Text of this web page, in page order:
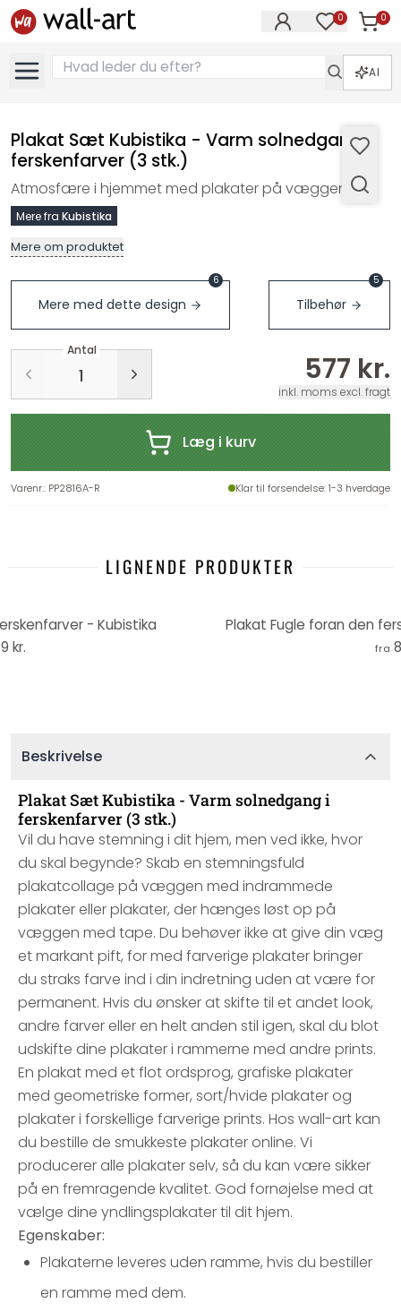
0 0
Varer
AI
Plakat Sæt Kubistika - Varm solnedgang i
ferskenfarver (3 stk.)
Atmosfære i hjemmet med plakater på væggen
Mere fra Kubistika
Mere om produktet
Mere med dette design
6
Tilbehør
5
Antal
577 kr.
inkl. moms excl. fragt
Læg i kurv
Varenr.: PP2816A-R Klar til forsendelse: 1-3 hverdage
LIGNENDE PRODUKTER
- Kubistika
kr.
Plakat Fugle foran den
fra
Beskrivelse
Plakat Sæt Kubistika - Varm solnedgang i
ferskenfarver (3 stk.)
Vil du have stemning i dit hjem, men ved ikke, hvor
du skal begynde? Skab en stemningsfuld
plakatcollage på væggen med indrammede
plakater eller plakater, der hænges løst op på
væggen med tape. Du behøver ikke at give din væg
et markant pift, for med farverige plakater bringer
du straks farve ind i din indretning uden at være for
permanent. Hvis du ønsker at skifte til et andet look,
andre farver eller en helt anden stil igen, skal du blot
udskifte dine plakater i rammerne med andre prints.
En plakat med et flot ordsprog, grafiske plakater
med geometriske former, sort/hvide plakater og
plakater i forskellige farverige prints. Hos wall-art kan
du bestille de smukkeste plakater online. Vi
producerer alle plakater selv, så du kan være sikker
på en fremragende kvalitet. God fornøjelse med at
vælge dine yndlingsplakater til dit hjem.
Egenskaber:
Plakaterne leveres uden ramme, hvis du bestiller
en ramme med dem.